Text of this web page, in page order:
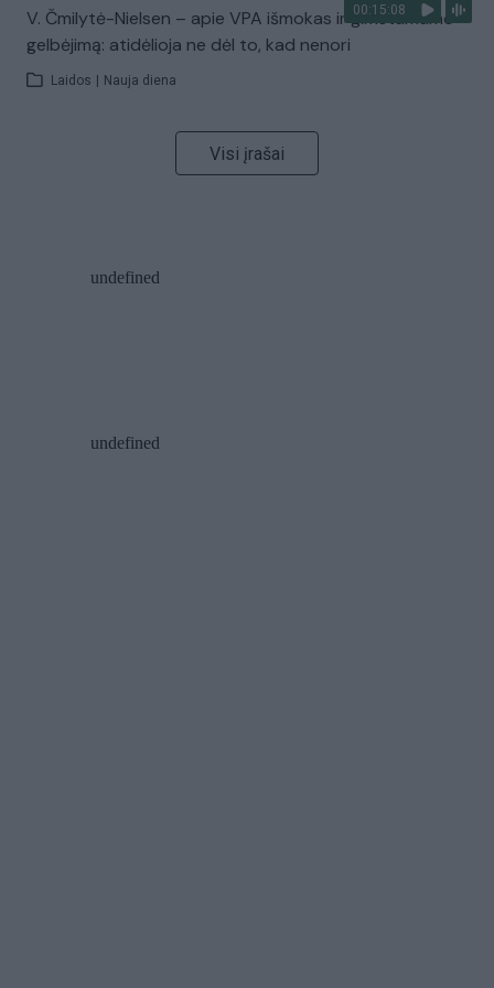
00:15:08
V. Čmilytė-Nielsen – apie VPA išmokas ir gimstamumo
gelbėjimą: atidėlioja ne dėl to, kad nenori
Laidos Nauja diena
Visi įrašai